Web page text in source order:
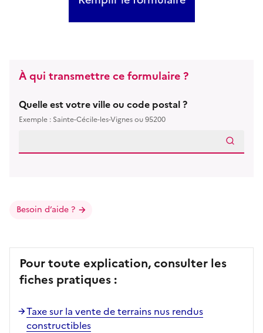
À qui transmettre ce formulaire ?
Quelle est votre ville ou code postal ?
Exemple : Sainte-Cécile-les-Vignes ou 95200
Besoin d’aide ?
Pour toute explication, consulter les
fiches pratiques :
Taxe sur la vente de terrains nus rendus
constructibles